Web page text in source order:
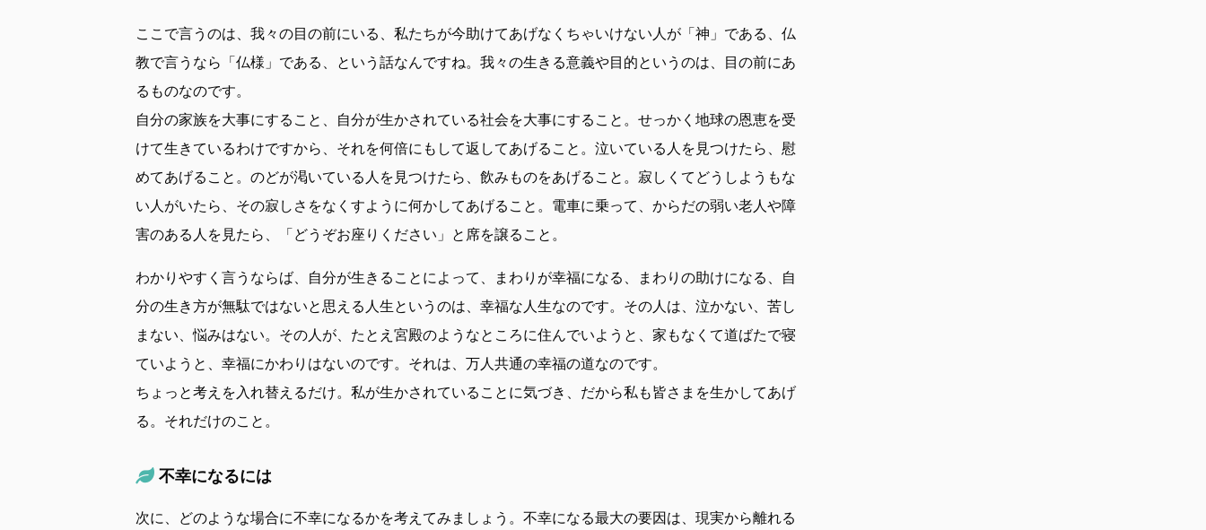
ここで言うのは、我々の目の前にいる、私たちが今助けてあげなくちゃいけない人が「神」である、仏
教で言うなら「仏様」である、という話なんですね。我々の生きる意義や目的というのは、目の前にあ
るものなのです。
自分の家族を大事にすること、自分が生かされている社会を大事にすること。せっかく地球の恩恵を受
けて生きているわけですから、それを何倍にもして返してあげること。泣いている人を見つけたら、慰
めてあげること。のどが渇いている人を見つけたら、飲みものをあげること。寂しくてどうしようもな
い人がいたら、その寂しさをなくすように何かしてあげること。電車に乗って、からだの弱い老人や障
害のある人を見たら、「どうぞお座りください」と席を譲ること。
わかりやすく言うならば、自分が生きることによって、まわりが幸福になる、まわりの助けになる、自
分の生き方が無駄ではないと思える人生というのは、幸福な人生なのです。その人は、泣かない、苦し
まない、悩みはない。その人が、たとえ宮殿のようなところに住んでいようと、家もなくて道ばたで寝
ていようと、幸福にかわりはないのです。それは、万人共通の幸福の道なのです。
ちょっと考えを入れ替えるだけ。私が生かされていることに気づき、だから私も皆さまを生かしてあげ
る。それだけのこと。
不幸になるには
次に、どのような場合に不幸になるかを考えてみましょう。不幸になる最大の要因は、現実から離れる